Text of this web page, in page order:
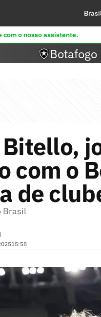
com o nosso assistente.
Botafogo
com o
de
Brasil
15:58